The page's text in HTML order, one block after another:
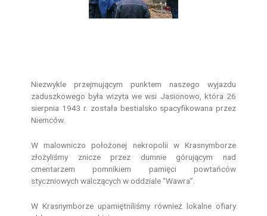
Niezwykle przejmującym punktem naszego wyjazdu
zaduszkowego była wizyta we wsi Jasionowo, która 26
sierpnia 1943 r. została bestialsko spacyfikowana przez
Niemców.
W malowniczo położonej nekropolii w Krasnymborze
złożyliśmy znicze przez dumnie górującym nad
cmentarzem pomnikiem pamięci powtańców
styczniowych walczących w oddziale “Wawra”.
W Krasnymborze upamiętniliśmy również lokalne ofiary